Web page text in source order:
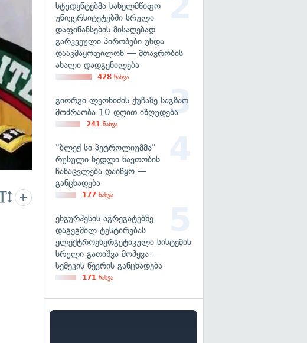
სტუდენტებმა სახელმწიფო
უნივერსიტეტებში სრული
დაფინანსების მისაღებად
გარკვეული პირობები უნდა
დააკმაყოფილონ — მთავრობის
ახალი დადგენილება
428 ნახვა
გიორგი ლეონიძის ქუჩაზე საგზაო
მოძრაობა 10 დღით იზღუდება
241 ნახვა
"ბლექ სი პეტროლიუმმა"
რუსული ნედლი ნავთობის
ჩანაცვლება დაიწყო —
განცხადება
177 ნახვა
ენგურჰესის აგრეგატებზე
დაგეგმილ ტესტირებას
ელექტროენერგეტიკული სისტემის
სრული გათიშვა მოჰყვა —
სემეკის წევრის განცხადება
171 ნახვა